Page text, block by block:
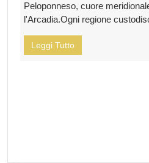
Peloponneso, cuore
l'Arcadia.Ogni regione
Leggi Tutto